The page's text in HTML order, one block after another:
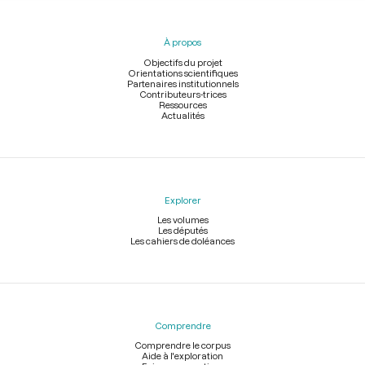
À propos
Objectifs du projet
Orientations scientifiques
Partenaires institutionnels
Contributeurs-trices
Ressources
Actualités
Explorer
Les volumes
Les députés
Les cahiers de doléances
Comprendre
Comprendre le corpus
Aide à l'exploration